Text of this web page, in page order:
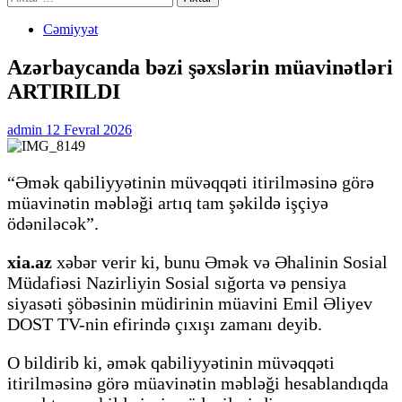
Cəmiyyət
Azərbaycanda bəzi şəxslərin müavinətləri
ARTIRILDI
admin 12 Fevral 2026
“Əmək qabiliyyətinin müvəqqəti itirilməsinə görə
müavinətin məbləği artıq tam şəkildə işçiyə
ödəniləcək”.
xia.az xəbər verir ki, bunu Əmək və Əhalinin Sosial
Müdafiəsi Nazirliyin Sosial sığorta və pensiya
siyasəti şöbəsinin müdirinin müavini Emil Əliyev
DOST TV-nin efirində çıxışı zamanı deyib.
O bildirib ki, əmək qabiliyyətinin müvəqqəti
itirilməsinə görə müavinətin məbləği hesablandıqda